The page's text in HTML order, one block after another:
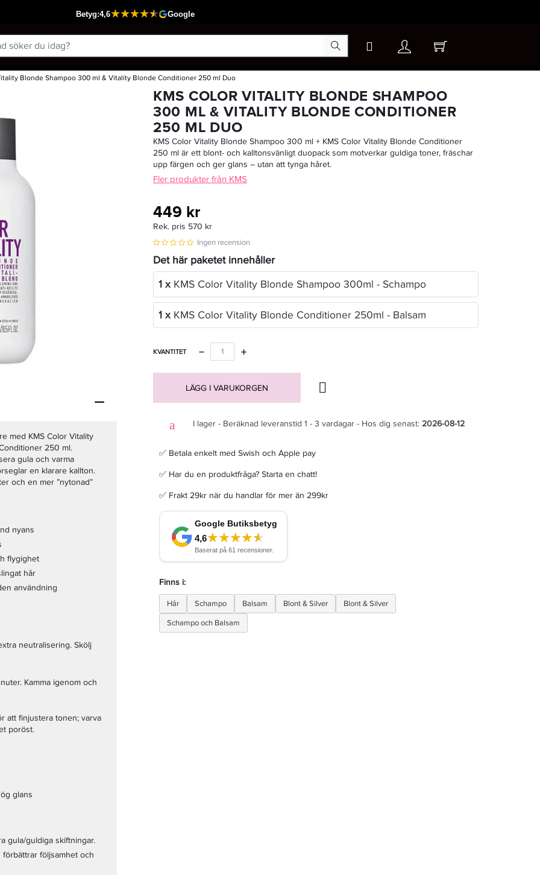
Blonde Shampoo 300 ml & Vitality Blonde Conditioner 250 ml Duo
Passar din varukorg
Joico K-Pak Duo Shampoo 300ml + Conditioner 250ml
med KMS Color Vitality
250 ml.
gula och varma
en klarare kallton.
och en mer ”nytonad”
nyans
flygighet
hår
användning
neutralisering. Skölj
Kamma igenom och
att finjustera tonen; varva
poröst.
glans
gula/guldiga skiftningar.
följsamhet och
KMS COLOR VITALITY BLONDE SHAMPOO
300 ML & VITALITY BLONDE CONDITIONER
250 ML DUO
KMS Color Vitality Blonde Shampoo 300 ml + KMS Color Vitality Blonde Conditioner
250 ml är ett blont- och kalltonsvänligt duopack som motverkar guldiga toner, fräschar
upp färgen och ger glans – utan att tynga håret.
Fler produkter från KMS
449 kr
Rek. pris 570 kr
Ingen recension
Det här paketet innehåller
1 x KMS Color Vitality Blonde Shampoo 300ml - Schampo
1 x KMS Color Vitality Blonde Conditioner 250ml - Balsam
KVANTITET +
−
LÄGG I VARUKORGEN
I lager - Beräknad leveranstid 1 - 3 vardagar - Hos dig senast: 2026-08-12
✅ Betala enkelt med Swish och Apple pay
✅ Har du en produktfråga? Starta en chatt!
✅ Frakt 29kr när du handlar för mer än 299kr
Finns i:
Hår Schampo Balsam Blont & Silver
Blont & Silver
Schampo och Balsam